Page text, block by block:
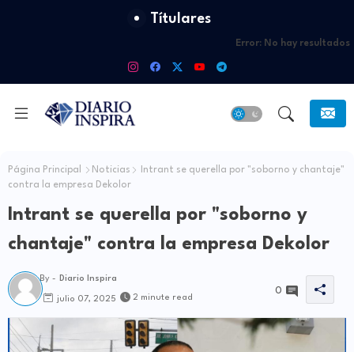
Títulares
Error: No hay resultados
Página Principal Noticias
Intrant se querella por "soborno y chantaje"
contra la empresa Dekolor
Intrant se querella por "soborno y
chantaje" contra la empresa Dekolor
By - Diario Inspira
julio 07, 2025 2 minute read
0